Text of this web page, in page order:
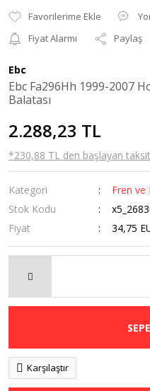
Fiyat Alarmı
Paylaş
Ebc
Ebc Fa296Hh 1999-2007
Balatası
2.288,23 TL
*230,88 TL den başlayan
Kategori
Fren ve
Stok Kodu
Fiyat
34,75
Karşılaştır